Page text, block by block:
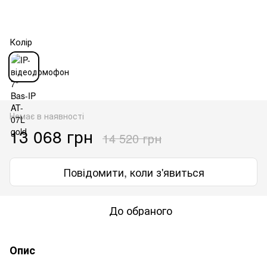
Колір
Немає в наявності
13 068 грн 14 520 грн
Повідомити, коли з'явиться
До обраного
Опис